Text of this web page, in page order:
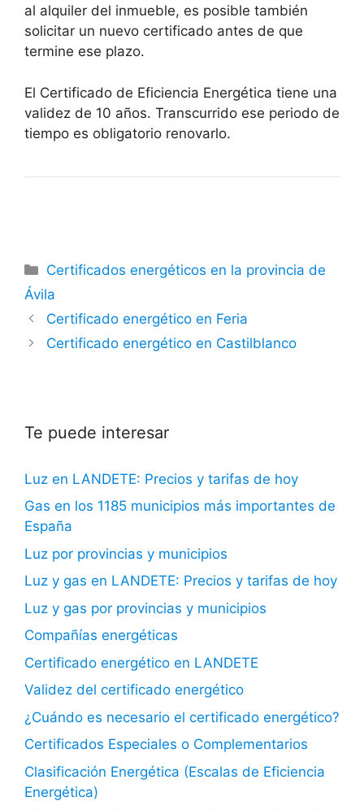
al alquiler del inmueble, es posible también
solicitar un nuevo certificado antes de que
termine ese plazo.
El Certificado de Eficiencia Energética tiene una
validez de 10 años. Transcurrido ese periodo de
tiempo es obligatorio renovarlo.
Categorías
Certificados energéticos en la provincia de
Ávila
Certificado energético en Feria
Certificado energético en Castilblanco
Te puede interesar
Luz en LANDETE: Precios y tarifas de hoy
Gas en los 1185 municipios más importantes de
España
Luz por provincias y municipios
Luz y gas en LANDETE: Precios y tarifas de hoy
Luz y gas por provincias y municipios
Compañías energéticas
Certificado energético en LANDETE
Validez del certificado energético
¿Cuándo es necesario el certificado energético?
Certificados Especiales o Complementarios
Clasificación Energética (Escalas de Eficiencia
Energética)